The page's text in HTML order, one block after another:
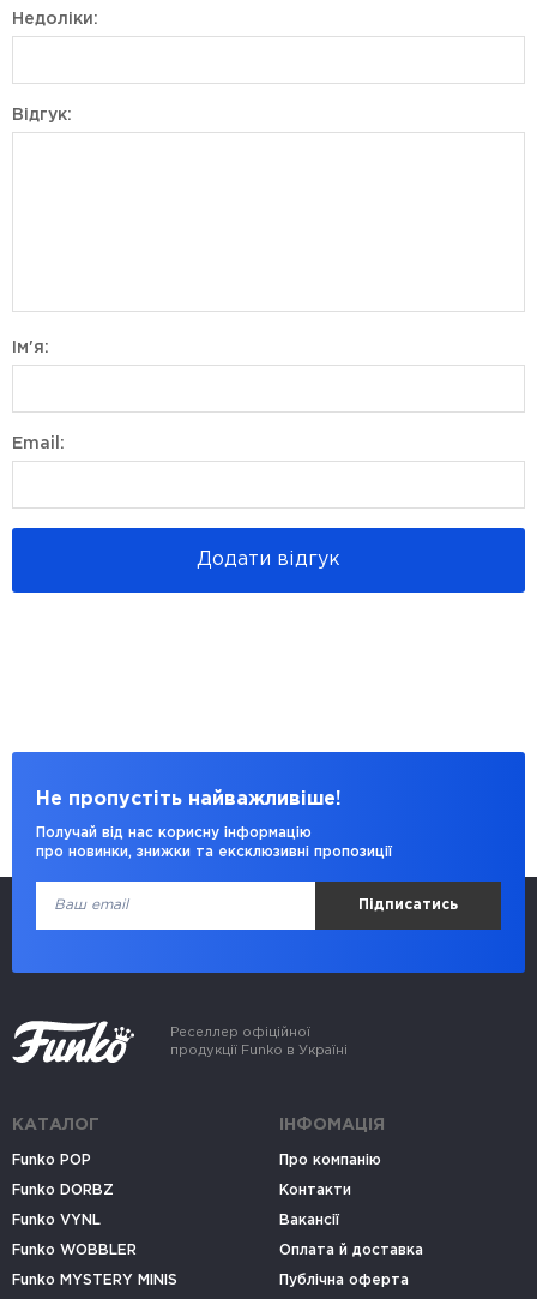
Недоліки:
Відгук:
Ім'я:
Email:
Додати відгук
Не пропустіть найважливіше!
Получай від нас корисну інформацію
про новинки, знижки та ексклюзивні пропозиції
Підписатись
Реселлер офіційної
продукції Funko в Україні
КАТАЛОГ
Funko POP
Funko DORBZ
Funko VYNL
Funko WOBBLER
Funko MYSTERY MINIS
ІНФОМАЦІЯ
Про компанію
Контакти
Вакансії
Оплата й доставка
Публічна оферта